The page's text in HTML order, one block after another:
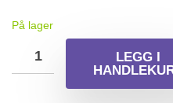
På lager
LEGG I